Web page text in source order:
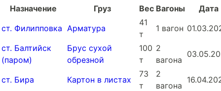
Назначение Груз Вес Вагоны
Дата
ст. Филипповка Арматура
41
т
1 вагон
ст. Балтийск
(паром)
Брус сухой
обрезной
100
т
2
вагона
ст. Бира Картон в листах
73
т
2
вагона